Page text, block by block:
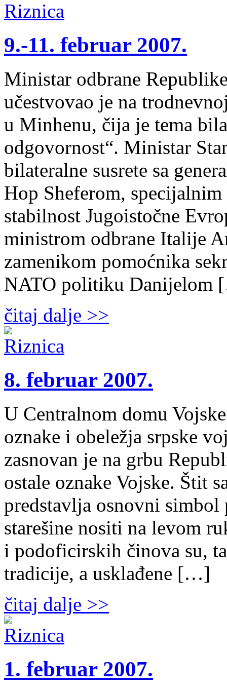
9.-11. februar 2007.
Ministar odbrane
učestvovao je na
u Minhenu, čija je tema
odgovornost“. Ministar
bilateralne susrete sa
Hop Sheferom,
stabilnost Jugoistočne
ministrom odbrane Italije
zamenikom pomoćnika
NATO politiku
čitaj dalje >>
8. februar 2007.
U Centralnom domu
oznake i obeležja srpske
zasnovan je na grbu
ostale oznake Vojske. Štit
predstavlja osnovni
starešine nositi na levom
i podoficirskih činova su,
tradicije, a usklađene […]
čitaj dalje >>
1. februar 2007.